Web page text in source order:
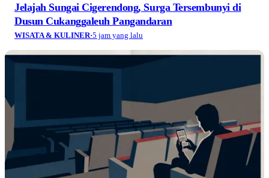
Jelajah Sungai Cigerendong, Surga Tersembunyi di
Dusun Cukanggaleuh Pangandaran
WISATA & KULINER·5 jam yang lalu